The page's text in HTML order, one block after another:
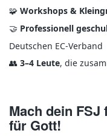
🧩 Workshops &
🤝 Professionell
Deutschen EC‑Verband
👥 3–4 Leute, die
Mach dein
für Gott!